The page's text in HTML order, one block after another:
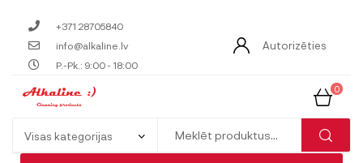
+371 28705840
info@alkaline.lv
P.-Pk.: 9:00 - 18:00
Autorizēties
0